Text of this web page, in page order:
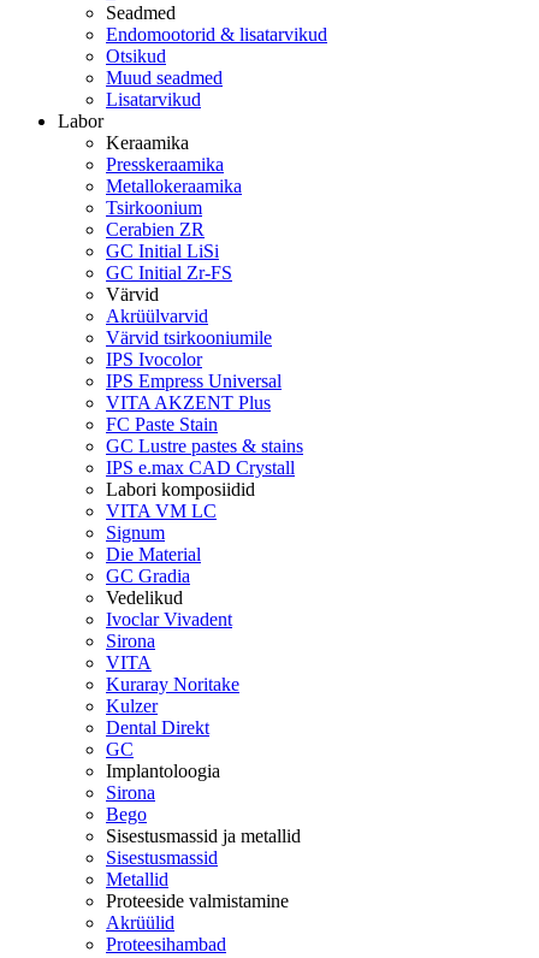
Seadmed
Endomootorid & lisatarvikud
Otsikud
Muud seadmed
Lisatarvikud
Labor
Keraamika
Presskeraamika
Metallokeraamika
Tsirkoonium
Cerabien ZR
GC Initial LiSi
GC Initial Zr-FS
Värvid
Akrüülvarvid
Värvid tsirkooniumile
IPS Ivocolor
IPS Empress Universal
VITA AKZENT Plus
FC Paste Stain
GC Lustre pastes & stains
IPS e.max CAD Crystall
Labori komposiidid
VITA VM LC
Signum
Die Material
GC Gradia
Vedelikud
Ivoclar Vivadent
Sirona
VITA
Kuraray Noritake
Kulzer
Dental Direkt
GC
Implantoloogia
Sirona
Bego
Sisestusmassid ja metallid
Sisestusmassid
Metallid
Proteeside valmistamine
Akrüülid
Proteesihambad